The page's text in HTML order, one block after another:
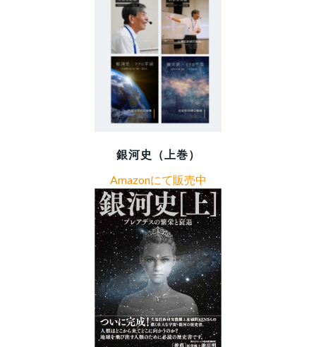
銀河史（上巻）
Amazonにて販売中